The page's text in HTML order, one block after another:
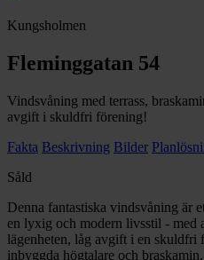
Kungsholmen
Fleminggatan 54
Vindsvåning med terrass,
avgift i skuldfri förening!
Fakta Beskrivning Bilder
Såld
Denna fantastiska vindsvåning är
en lyxig och modern livsstil - med
lägenheten, låg avgift i en skuldfri
inbyggda högtalare och